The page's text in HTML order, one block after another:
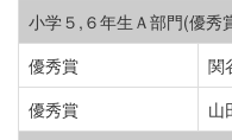
小学５,６年生Ａ部門(優秀
優秀賞
関
優秀賞
山